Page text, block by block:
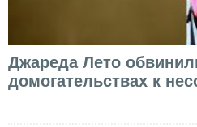
Джареда Лето
домогательствах к